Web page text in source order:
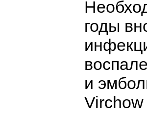
годы
и